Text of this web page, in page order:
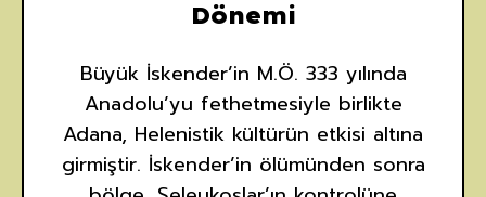
Dönemi
Büyük İskender’in M.Ö. 333 yılında
Anadolu’yu fethetmesiyle birlikte
Adana, Helenistik kültürün etkisi altına
girmiştir. İskender’in ölümünden sonra